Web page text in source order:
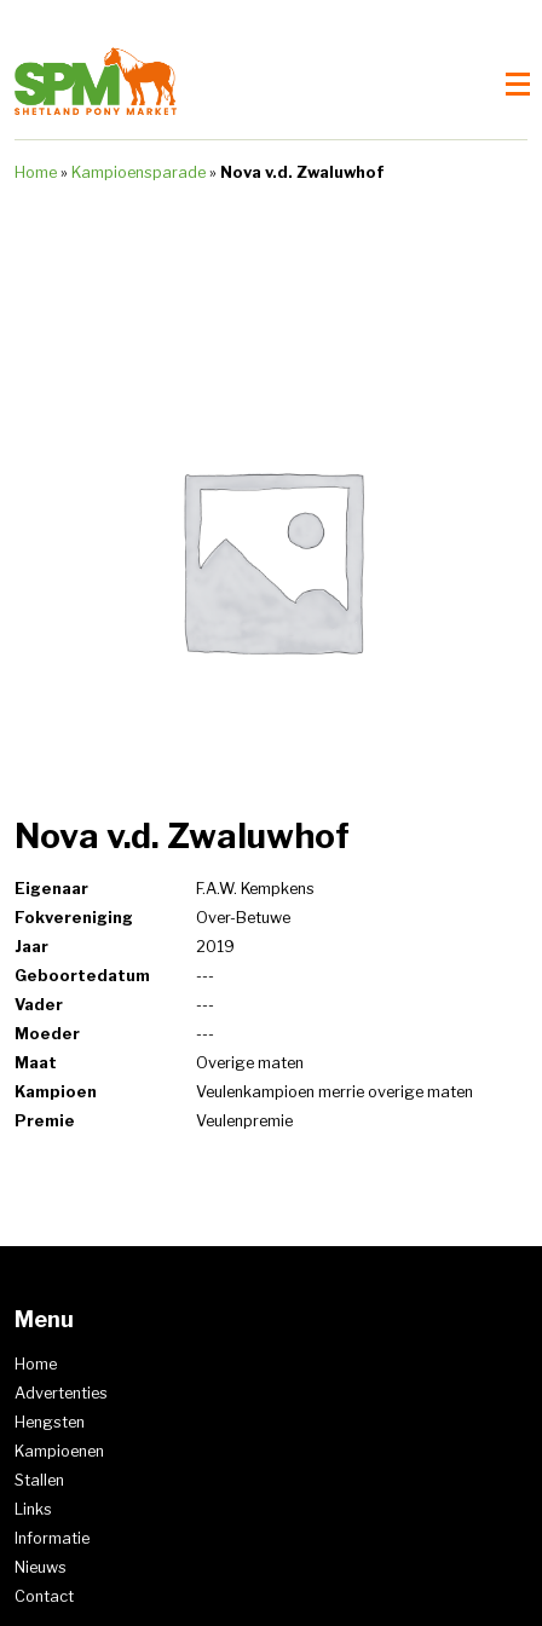
Home » Kampioensparade » Nova v.d. Zwaluwhof
Nova v.d. Zwaluwhof
Eigenaar
F.A.W. Kempkens
Fokvereniging
Over-Betuwe
Jaar
2019
Geboortedatum
---
Vader
---
Moeder
---
Maat
Overige maten
Kampioen
Veulenkampioen merrie overige maten
Premie
Veulenpremie
Menu
Home
Advertenties
Hengsten
Kampioenen
Stallen
Links
Informatie
Nieuws
Contact